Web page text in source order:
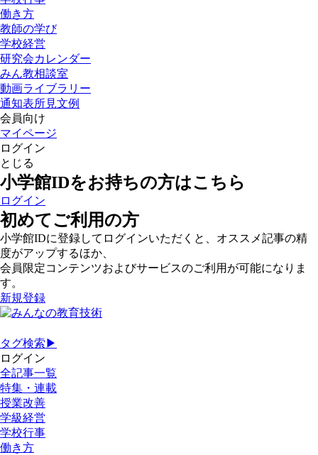
働き方
教師の学び
学校経営
研究会カレンダー
みん教相談室
動画ライブラリー
通知表所見文例
会員向け
マイページ
ログイン
とじる
小学館IDをお持ちの方はこちら
ログイン
初めてご利用の方
小学館IDに登録してログインいただくと、オススメ記事の精
度がアップするほか、
会員限定コンテンツおよびサービスのご利用が可能になりま
す。
新規登録
タグ検索▶
ログイン
全記事一覧
特集・連載
授業改善
学級経営
学校行事
働き方